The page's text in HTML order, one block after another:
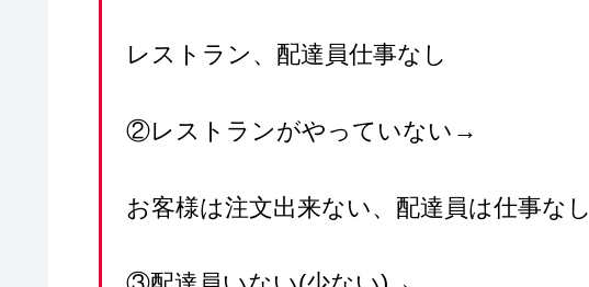
レストラン、配達員仕事なし
②レストランがやっていない→
お客様は注文出来ない、配達員は仕事なし